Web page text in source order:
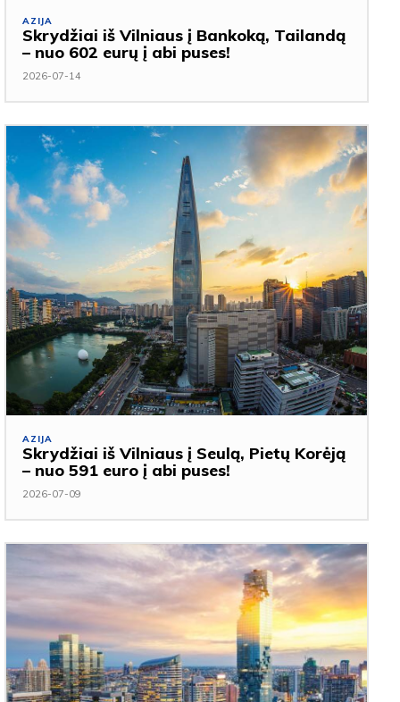
AZIJA
Skrydžiai iš Vilniaus į Bankoką, Tailandą
– nuo 602 eurų į abi puses!
2026-07-14
AZIJA
Skrydžiai iš Vilniaus į Seulą, Pietų Korėją
– nuo 591 euro į abi puses!
2026-07-09